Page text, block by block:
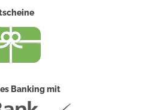
Banking mit